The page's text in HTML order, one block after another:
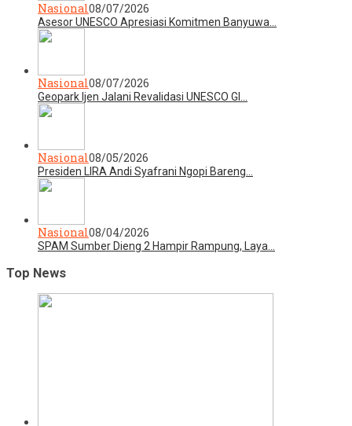
Nasional08/07/2026
Asesor UNESCO Apresiasi Komitmen Banyuwa…
Nasional08/07/2026
Geopark Ijen Jalani Revalidasi UNESCO Gl…
Nasional08/05/2026
Presiden LIRA Andi Syafrani Ngopi Bareng…
Nasional08/04/2026
SPAM Sumber Dieng 2 Hampir Rampung, Laya…
Top News